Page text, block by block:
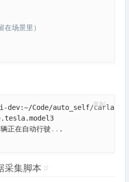
场景里）
dev:~/Code/auto_self/
正在自动行驶 .. .
复制
采集脚本 #